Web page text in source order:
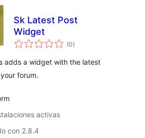
Sk Latest Post
Widget
(0total
de
)
adds a widget with the latest
forum.
activas
con 2.8.4